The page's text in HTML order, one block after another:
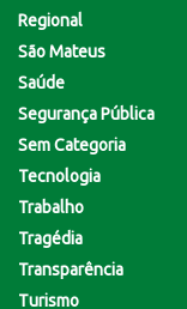
Regional
São Mateus
Saúde
Segurança Pública
Sem Categoria
Tecnologia
Trabalho
Tragédia
Transparência
Turismo